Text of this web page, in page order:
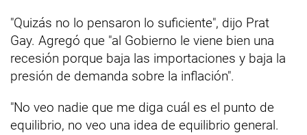
"Quizás no lo pensaron lo suficiente", dijo Prat
Gay. Agregó que "al Gobierno le viene bien una
recesión porque baja las importaciones y baja la
presión de demanda sobre la inflación".
"No veo nadie que me diga cuál es el punto de
equilibrio, no veo una idea de equilibrio general.